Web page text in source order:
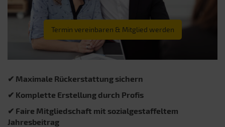
Termin vereinbaren & Mitglied werden
✔ Maximale Rückerstattung sichern
✔ Komplette Erstellung durch Profis
✔ Faire Mitgliedschaft mit sozialgestaffeltem
Jahresbeitrag